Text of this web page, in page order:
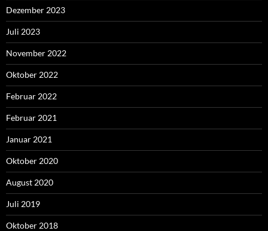
Dezember 2023
Juli 2023
November 2022
Oktober 2022
Februar 2022
Februar 2021
Januar 2021
Oktober 2020
August 2020
Juli 2019
Oktober 2018